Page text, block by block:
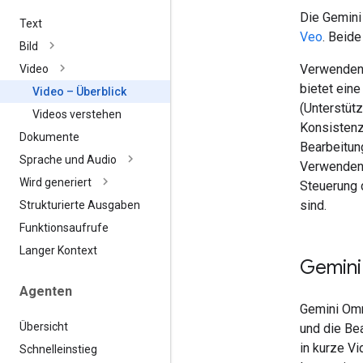
Text
Bild
Video
Video – Überblick
Videos verstehen
Dokumente
Sprache und Audio
Wird generiert
Strukturierte Ausgaben
Funktionsaufrufe
Langer Kontext
Agenten
Übersicht
Schnelleinstieg
Die
Veo.
bietet eine
sind.
Gemini
und die
in kurze